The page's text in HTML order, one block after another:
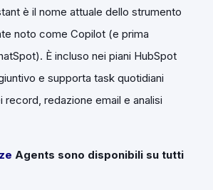
è il nome attuale dello strumento
noto come Copilot (e prima
È incluso nei piani HubSpot
e supporta task quotidiani
redazione email e analisi
Agents sono disponibili su tutti